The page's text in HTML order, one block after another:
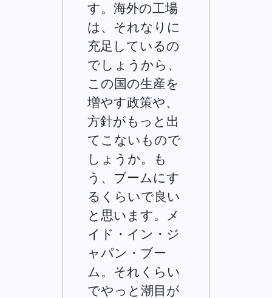
す。海外の工場
は、それなりに
充足しているの
でしょうから、
この国の生産を
増やす政策や、
方針がもっと出
てこないもので
しょうか。も
う、ブームにす
るくらいで良い
と思います。メ
イド・イン・ジ
ャパン・ブー
ム。それくらい
でやっと潮目が